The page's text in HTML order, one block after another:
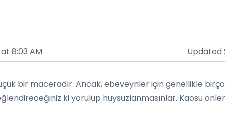
at 8:03 AM Updated
bir maceradır. Ancak, ebeveynler için genellikle
ki yorulup huysuzlanmasınlar. Kaosu